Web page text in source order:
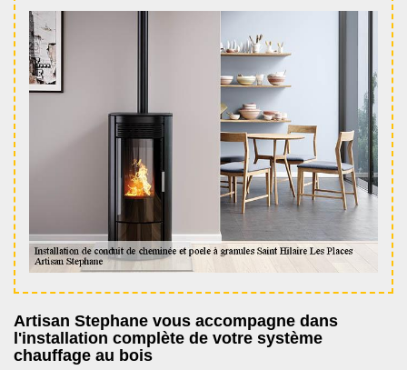
Artisan Stephane vous accompagne dans
l'installation complète de votre système
chauffage au bois